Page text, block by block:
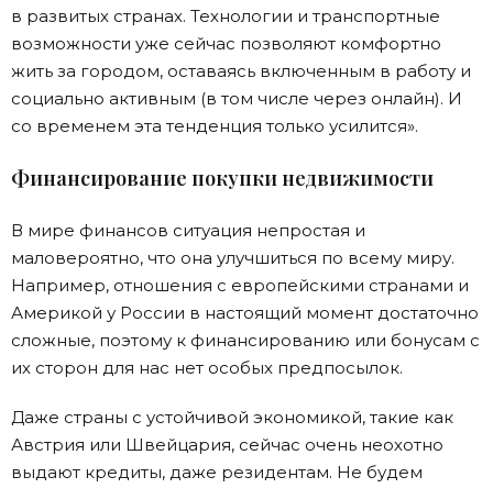
в развитых странах. Технологии и транспортные
возможности уже сейчас позволяют комфортно
жить за городом, оставаясь включенным в работу и
социально активным (в том числе через онлайн). И
со временем эта тенденция только усилится».
Финансирование покупки недвижимости
В мире финансов ситуация непростая и
маловероятно, что она улучшиться по всему миру.
Например, отношения с европейскими странами и
Америкой у России в настоящий момент достаточно
сложные, поэтому к финансированию или бонусам с
их сторон для нас нет особых предпосылок.
Даже страны с устойчивой экономикой, такие как
Австрия или Швейцария, сейчас очень неохотно
выдают кредиты, даже резидентам. Не будем